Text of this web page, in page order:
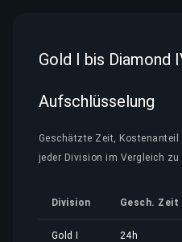
Gold I bis Diamond
Aufschlüsselung
Geschätzte Zeit,
jeder Division im Vergleich zu
Division Gesch. Zeit
Gold I 24h